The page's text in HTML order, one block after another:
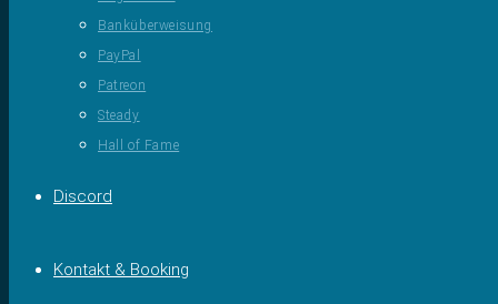
Banküberweisung
PayPal
Patreon
Steady
Hall of Fame
Discord
Kontakt & Booking